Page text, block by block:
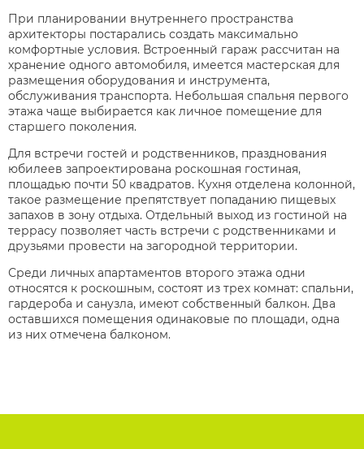
При планировании внутреннего пространства
архитекторы постарались создать максимально
комфортные условия. Встроенный гараж рассчитан на
хранение одного автомобиля, имеется мастерская для
размещения оборудования и инструмента,
обслуживания транспорта. Небольшая спальня первого
этажа чаще выбирается как личное помещение для
старшего поколения.
Для встречи гостей и родственников, празднования
юбилеев запроектирована роскошная гостиная,
площадью почти 50 квадратов. Кухня отделена колонной,
такое размещение препятствует попаданию пищевых
запахов в зону отдыха. Отдельный выход из гостиной на
террасу позволяет часть встречи с родственниками и
друзьями провести на загородной территории.
Среди личных апартаментов второго этажа одни
относятся к роскошным, состоят из трех комнат: спальни,
гардероба и санузла, имеют собственный балкон. Два
оставшихся помещения одинаковые по площади, одна
из них отмечена балконом.